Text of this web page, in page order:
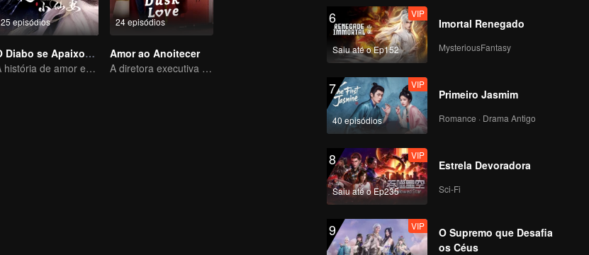
25 episódios
O Diabo se Apaixona pela Fada
A história de amor entre uma fada animada e um demônio de cara fria
24 episódios
Amor ao Anoitecer
A diretora executiva se apaixonou pelo seu novo contrato
6
Saiu até o Ep152
VIP
Imortal Renegado
MysteriousFantasy
7
40 episódios
VIP
Primeiro Jasmim
Romance · Drama Antigo
8
Saiu até o Ep235
VIP
Estrela Devoradora
Sci-Fi
9 VIP
O Supremo que Desafia
os Céus